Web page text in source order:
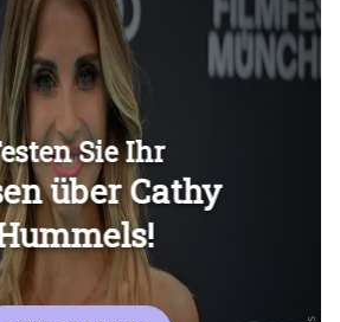
Überspringen